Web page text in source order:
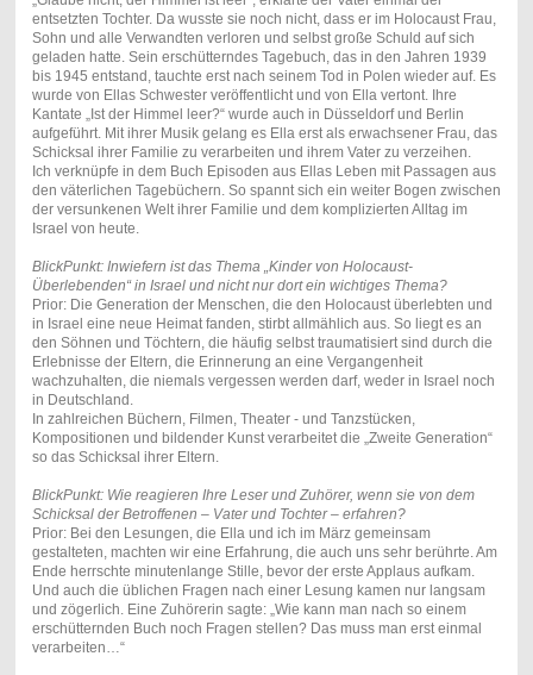
entsetzten Tochter. Da wusste sie noch nicht, dass er im Holocaust Frau,
Sohn und alle Verwandten verloren und selbst große Schuld auf sich
geladen hatte. Sein erschütterndes Tagebuch, das in den Jahren 1939
bis 1945 entstand, tauchte erst nach seinem Tod in Polen wieder auf. Es
wurde von Ellas Schwester veröffentlicht und von Ella vertont. Ihre
Kantate „Ist der Himmel leer?“ wurde auch in Düsseldorf und Berlin
aufgeführt. Mit ihrer Musik gelang es Ella erst als erwachsener Frau, das
Schicksal ihrer Familie zu verarbeiten und ihrem Vater zu verzeihen.
Ich verknüpfe in dem Buch Episoden aus Ellas Leben mit Passagen aus
den väterlichen Tagebüchern. So spannt sich ein weiter Bogen zwischen
der versunkenen Welt ihrer Familie und dem komplizierten Alltag im
Israel von heute.
BlickPunkt: Inwiefern ist das Thema „Kinder von Holocaust-
Überlebenden“ in Israel und nicht nur dort ein wichtiges Thema?
Prior: Die Generation der Menschen, die den Holocaust überlebten und
in Israel eine neue Heimat fanden, stirbt allmählich aus. So liegt es an
den Söhnen und Töchtern, die häufig selbst traumatisiert sind durch die
Erlebnisse der Eltern, die Erinnerung an eine Vergangenheit
wachzuhalten, die niemals vergessen werden darf, weder in Israel noch
in Deutschland.
In zahlreichen Büchern, Filmen, Theater - und Tanzstücken,
Kompositionen und bildender Kunst verarbeitet die „Zweite Generation“
so das Schicksal ihrer Eltern.
BlickPunkt: Wie reagieren Ihre Leser und Zuhörer, wenn sie von dem
Schicksal der Betroffenen – Vater und Tochter – erfahren?
Prior: Bei den Lesungen, die Ella und ich im März gemeinsam
gestalteten, machten wir eine Erfahrung, die auch uns sehr berührte. Am
Ende herrschte minutenlange Stille, bevor der erste Applaus aufkam.
Und auch die üblichen Fragen nach einer Lesung kamen nur langsam
und zögerlich. Eine Zuhörerin sagte: „Wie kann man nach so einem
erschütternden Buch noch Fragen stellen? Das muss man erst einmal
verarbeiten…“